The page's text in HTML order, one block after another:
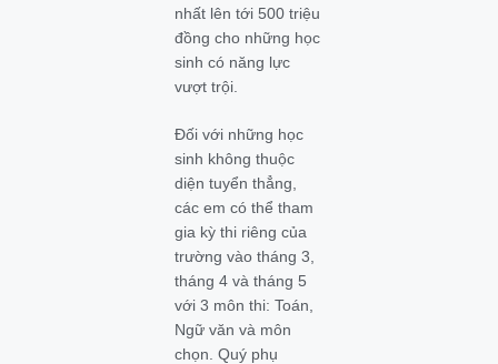
nhất lên tới 500 triệu
đồng cho những học
sinh có năng lực
vượt trội.
Đối với những học
sinh không thuộc
diện tuyển thẳng,
các em có thể tham
gia kỳ thi riêng của
trường vào tháng 3,
tháng 4 và tháng 5
với 3 môn thi: Toán,
Ngữ văn và môn
chọn. Quý phụ